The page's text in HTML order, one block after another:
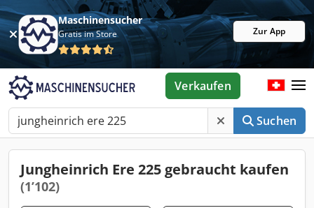
Maschinensucher
Gratis im Store Zur App
Suchen
Verkaufen
Jungheinrich Ere 225 gebraucht kaufen
(1’102)